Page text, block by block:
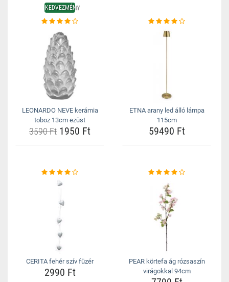
KEDVEZMÉNY
LEONARDO NEVE kerámia
toboz 13cm ezüst
3590 Ft 1950 Ft
ETNA arany led álló lámpa
115cm
59490 Ft
CERITA fehér szív füzér
2990 Ft
PEAR körtefa ág rózsaszín
virágokkal 94cm